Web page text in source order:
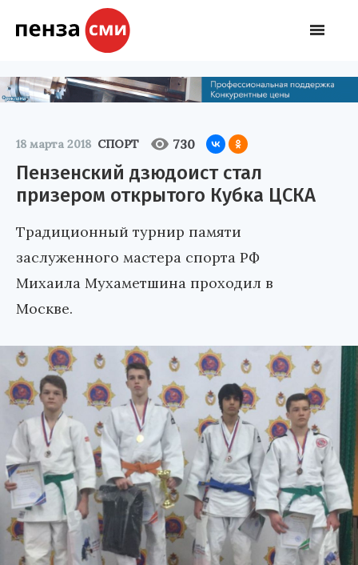
18 марта 2018 СПОРТ 730
Пензенский дзюдоист стал
призером открытого Кубка ЦСКА
Традиционный турнир памяти
заслуженного мастера спорта РФ
Михаила Мухаметшина проходил в
Москве.